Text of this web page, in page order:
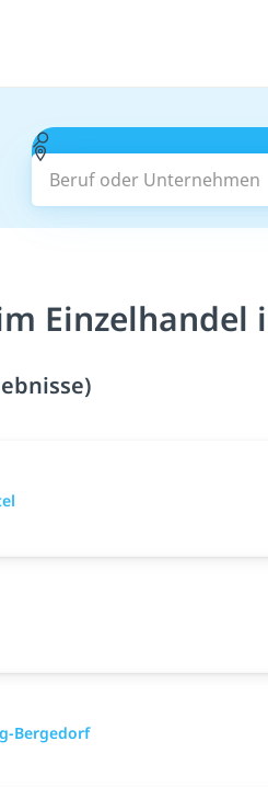
Beruf oder Unternehmen
Einzelhandel
Bergedorf